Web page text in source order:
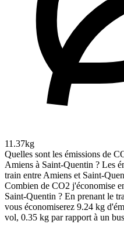
11.37kg
Quelles sont les émissions de
Amiens à Saint-Quentin ? Les
train entre Amiens et Saint-
Combien de CO2 j'économise
Saint-Quentin ? En prenant le
vous économiserez 9.24 kg
vol, 0.35 kg par rapport à un